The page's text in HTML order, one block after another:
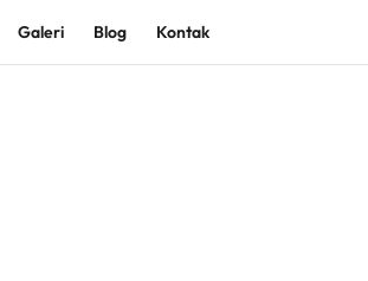
Galeri Blog Kontak